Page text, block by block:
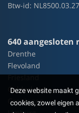
Deze website maakt
cookies, zowel eigen
Btw-id:
640 aangesloten
Drenthe
Flevoland
Friesland
Gelderland
Groningen